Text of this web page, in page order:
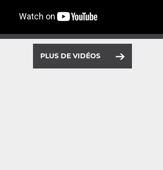
PLUS DE VIDÉOS